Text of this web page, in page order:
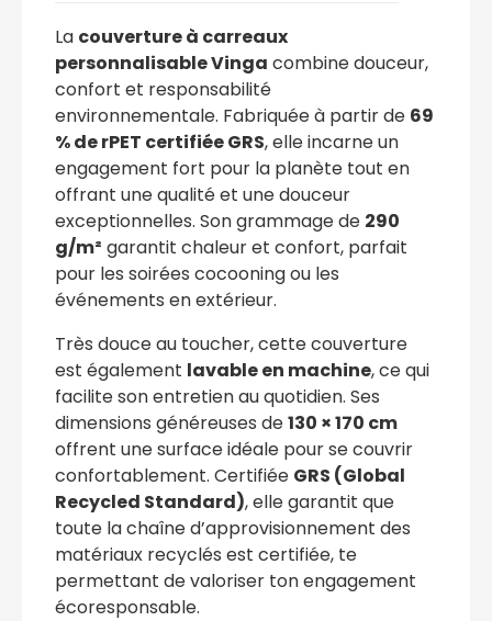
La couverture à carreaux
personnalisable Vinga combine douceur,
confort et responsabilité
environnementale. Fabriquée à partir de 69
% de rPET certifiée GRS, elle incarne un
engagement fort pour la planète tout en
offrant une qualité et une douceur
exceptionnelles. Son grammage de 290
g/m² garantit chaleur et confort, parfait
pour les soirées cocooning ou les
événements en extérieur.
Très douce au toucher, cette couverture
est également lavable en machine, ce qui
facilite son entretien au quotidien. Ses
dimensions généreuses de130 × 170 cm
offrent une surface idéale pour se couvrir
confortablement. Certifiée GRS (Global
Recycled Standard), elle garantit que
toute la chaîne d’approvisionnement des
matériaux recyclés est certifiée, te
permettant de valoriser ton engagement
écoresponsable.